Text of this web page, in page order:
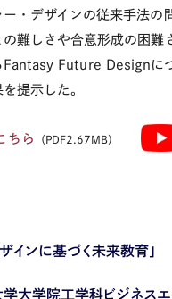
・デザインの従来手法の
難しさや合意形成の困難
Fantasy Future Design に
提示した。
ちら （PDF2.67MB）
ザインに基づく未来教育」
学大学院工学科ビジネス